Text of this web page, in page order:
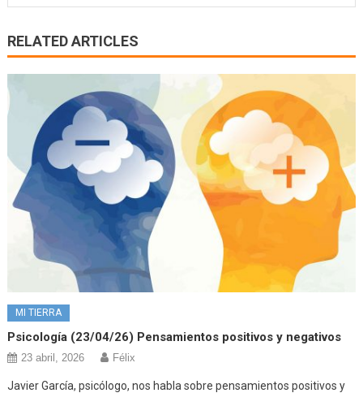
RELATED ARTICLES
MI TIERRA
Psicología (23/04/26) Pensamientos positivos y negativos
23 abril, 2026 Félix
Javier García, psicólogo, nos habla sobre pensamientos positivos y